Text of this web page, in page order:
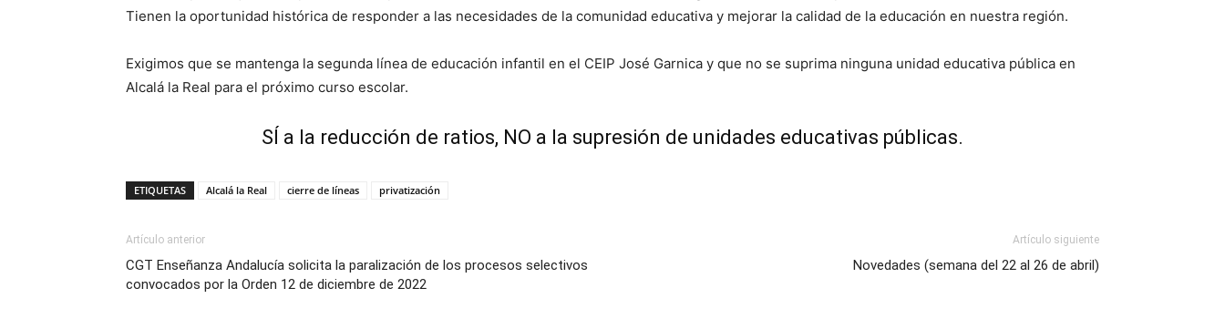
Tienen la oportunidad histórica de responder a las necesidades de la comunidad educativa y mejorar la calidad de la educación en nuestra región.
Exigimos que se mantenga la segunda línea de educación infantil en el CEIP José Garnica y que no se suprima ninguna unidad educativa pública en
Alcalá la Real para el próximo curso escolar.
SÍ a la reducción de ratios, NO a la supresión de unidades educativas públicas.
ETIQUETAS Alcalá la Real cierre de líneas privatización
Artículo anterior
CGT Enseñanza Andalucía solicita la paralización de los procesos selectivos
convocados por la Orden 12 de diciembre de 2022
Artículo siguiente
Novedades (semana del 22 al 26 de abril)